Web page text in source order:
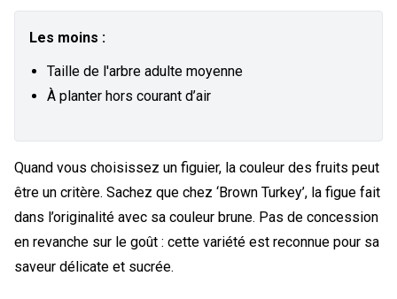
Les moins :
Taille de l'arbre adulte moyenne
À planter hors courant d’air
Quand vous choisissez un figuier, la couleur des fruits peut
être un critère. Sachez que chez ‘Brown Turkey’, la figue fait
dans l’originalité avec sa couleur brune. Pas de concession
en revanche sur le goût : cette variété est reconnue pour sa
saveur délicate et sucrée.